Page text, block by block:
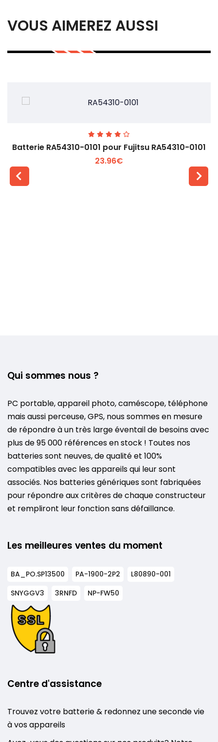
VOUS AIMEREZ AUSSI
Batterie RA54310-0101 pour Fujitsu RA54310-0101
23.96€
Qui sommes nous ?
PC portable, appareil photo, caméscope, téléphone
mais aussi perceuse, GPS, nous sommes en mesure
de répondre à un très large éventail de besoins avec
plus de 95 000 références en stock ! Toutes nos
batteries sont neuves, de qualité et 100%
compatibles avec les appareils qui leur sont
associés. Nos batteries génériques sont fabriquées
pour répondre aux critères de chaque constructeur
et rempliront leur fonction sans défaillance.
Les meilleures ventes du moment
BA_PO.SP13500 PA-1900-2P2
L80890-001
SNYGGV3
3RNFD NP-FW50
Centre d'assistance
Trouvez votre batterie & redonnez une seconde vie
à vos appareils